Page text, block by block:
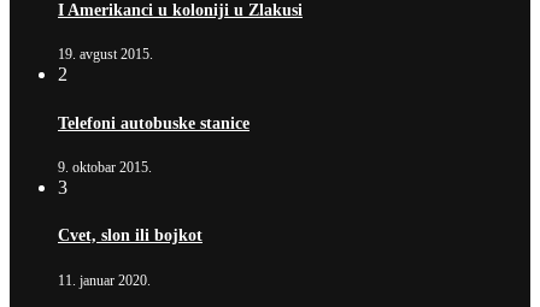
I Amerikanci u koloniji u Zlakusi
19. avgust 2015.
2
Telefoni autobuske stanice
9. oktobar 2015.
3
Cvet, slon ili bojkot
11. januar 2020.